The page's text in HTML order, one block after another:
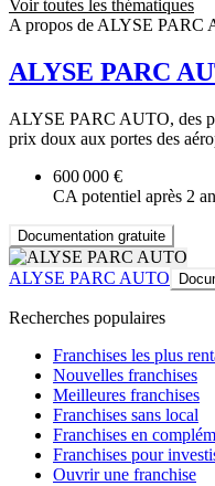
Voir toutes les thématiques
A propos de ALYSE PARC
ALYSE PARC
ALYSE PARC AUTO, des
prix doux aux portes des
600 000 €
CA potentiel après 2
Documentation gratuite
ALYSE PARC AUTO
Recherches populaires
Franchises les plus
Nouvelles franchises
Meilleures franchises
Franchises sans local
Franchises en
Franchises pour
Ouvrir une franchise